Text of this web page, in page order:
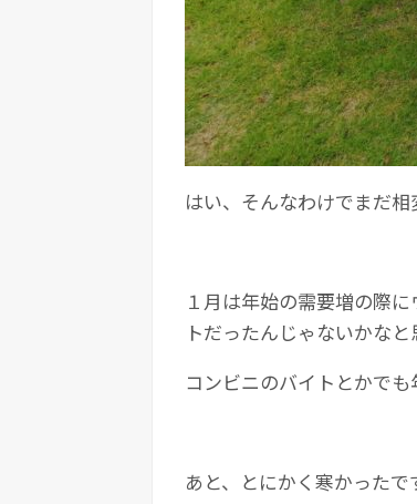
はい、そんなわけでまだ
１月は年始の需要増の際
トだったんじゃないかなと
コンビニのバイトとかで
あと、とにかく寒かったで